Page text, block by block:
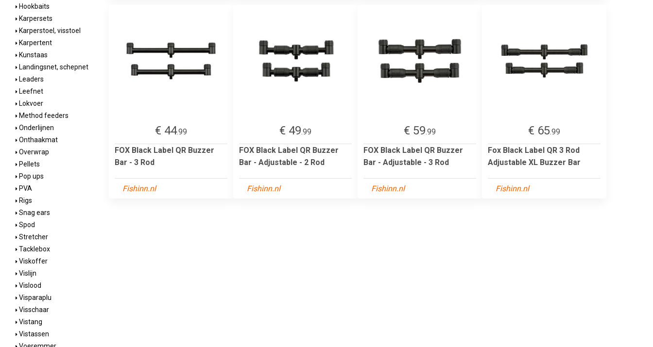
Hookbaits
Karpersets
Karperstoel, visstoel
Karpertent
Kunstaas
Landingsnet, schepnet
Leaders
Leefnet
Lokvoer
Method feeders
Onderlijnen
Onthaakmat
Overwrap
Pellets
Pop ups
PVA
Rigs
Snag ears
Spod
Stretcher
Tacklebox
Viskoffer
Vislijn
Vislood
Visparaplu
Visschaar
Vistang
Vistassen
€ 44.99
FOX Black Label QR Buzzer
Bar - 3 Rod
Fishinn.nl
€ 49.99
FOX Black Label QR Buzzer
Bar - Adjustable - 2 Rod
Fishinn.nl
€ 59.99
FOX Black Label QR Buzzer
Bar - Adjustable - 3 Rod
Fishinn.nl
€ 65.99
Fox Black Label QR 3 Rod
Adjustable XL Buzzer Bar
Fishinn.nl